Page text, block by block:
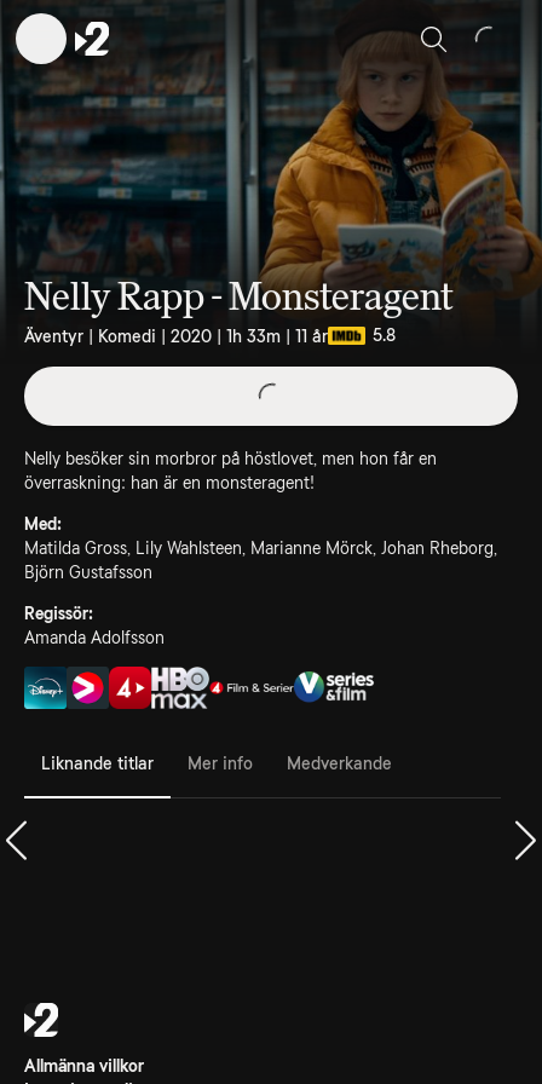
Sök
Nelly Rapp - Monsteragent
Äventyr | Komedi | 2020 | 1h 33m | 11 år 5.8
Nelly besöker sin morbror på höstlovet, men hon får en
överraskning: han är en monsteragent!
Med:
Matilda Gross, Lily Wahlsteen, Marianne Mörck, Johan Rheborg,
Björn Gustafsson
Regissör:
Amanda Adolfsson
Liknande titlar Mer info Medverkande
Allmänna villkor